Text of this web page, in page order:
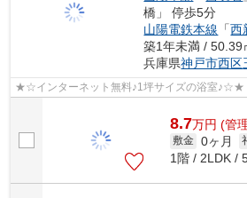
橋」 停歩5分
山陽電鉄本線 「西
築1年未満 / 50.39
兵庫県神戸市西区
★☆インターネット無料♪1坪サイズの浴室♪☆★
8.7万円 (管
敷金 0ヶ月
1階 / 2LDK /